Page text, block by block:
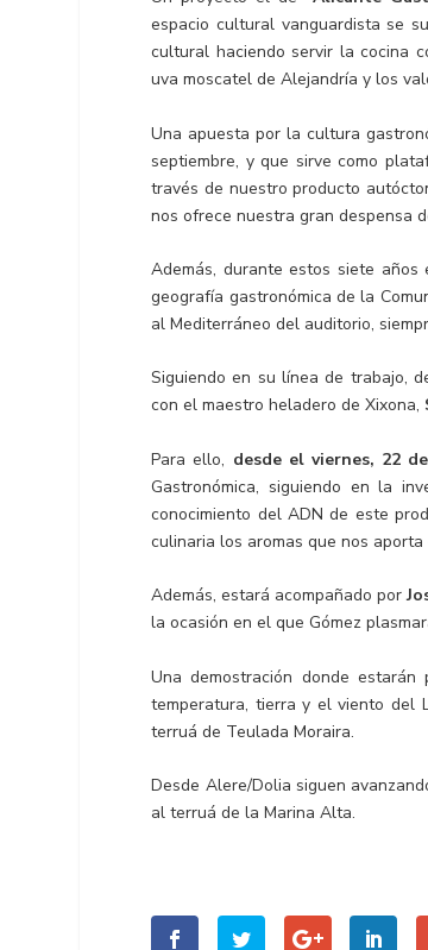
espacio cultural vanguardista se
cultural haciendo servir la cocina
uva moscatel de Alejandría y los
Una apuesta por la cultura
septiembre, y que sirve como
través de nuestro producto
nos ofrece nuestra gran despensa
Además, durante estos siete
geografía gastronómica de la
al Mediterráneo del auditorio,
Siguiendo en su línea de trabajo,
con el maestro heladero de Xixona,
Para ello, desde el viernes, 22
Gastronómica, siguiendo en la
conocimiento del ADN de este
culinaria los aromas que nos
Además, estará acompañado por
la ocasión en el que Gómez
Una demostración donde
temperatura, tierra y el viento del
terruá de Teulada Moraira.
Desde Alere/Dolia siguen
al terruá de la Marina Alta.